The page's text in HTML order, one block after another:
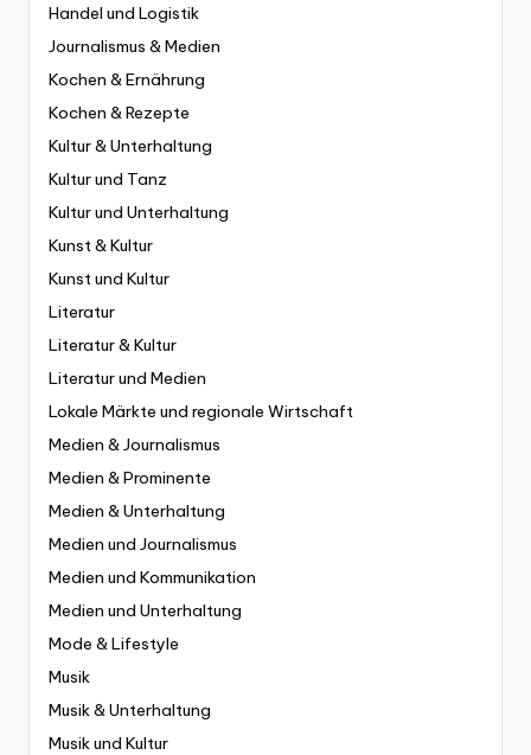
Handel und Logistik
Journalismus & Medien
Kochen & Ernährung
Kochen & Rezepte
Kultur & Unterhaltung
Kultur und Tanz
Kultur und Unterhaltung
Kunst & Kultur
Kunst und Kultur
Literatur
Literatur & Kultur
Literatur und Medien
Lokale Märkte und regionale Wirtschaft
Medien & Journalismus
Medien & Prominente
Medien & Unterhaltung
Medien und Journalismus
Medien und Kommunikation
Medien und Unterhaltung
Mode & Lifestyle
Musik
Musik & Unterhaltung
Musik und Kultur